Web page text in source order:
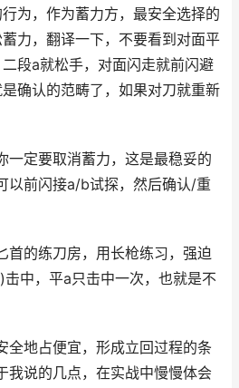
为，作为蓄力方，最安全选择的
力，翻译一下，不要看到对面平
段a就松手，对面闪走就前闪避
确认的范畴了，如果对刀就重新
一定要取消蓄力，这是最稳妥的
以前闪接a/b试探，然后确认/重
首的练刀房，用长枪练习，强迫
中，平a只击中一次，也就是不
全地占便宜，形成立回过程的条
我说的几点，在实战中慢慢体会